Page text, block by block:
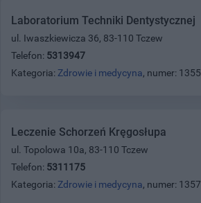
Laboratorium Techniki Dentystycznej
ul. Iwaszkiewicza 36, 83-110 Tczew
Telefon: 5313947
Kategoria: Zdrowie i medycyna, numer: 1355
Leczenie Schorzeń Kręgosłupa
ul. Topolowa 10a, 83-110 Tczew
Telefon: 5311175
Kategoria: Zdrowie i medycyna, numer: 1357